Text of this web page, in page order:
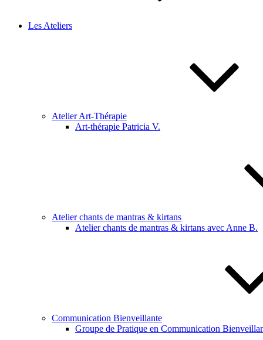
Les Ateliers
Atelier Art-Thérapie
Art-thérapie Patricia V.
Atelier chants de mantras & kirtans
Atelier chants de mantras & kirtans avec Anne B.
Communication Bienveillante
Groupe de Pratique en Communication